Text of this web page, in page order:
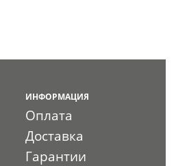
ИНФОРМАЦИЯ
Оплата
Доставка
Гарантии